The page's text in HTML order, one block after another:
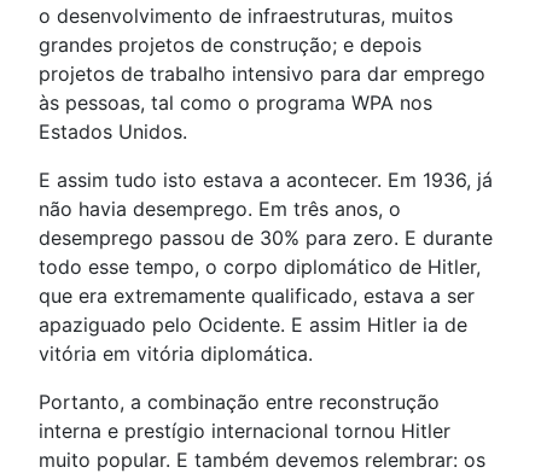
o desenvolvimento de infraestruturas, muitos
grandes projetos de construção; e depois
projetos de trabalho intensivo para dar emprego
às pessoas, tal como o programa WPA nos
Estados Unidos.
E assim tudo isto estava a acontecer. Em 1936, já
não havia desemprego. Em três anos, o
desemprego passou de 30% para zero. E durante
todo esse tempo, o corpo diplomático de Hitler,
que era extremamente qualificado, estava a ser
apaziguado pelo Ocidente. E assim Hitler ia de
vitória em vitória diplomática.
Portanto, a combinação entre reconstrução
interna e prestígio internacional tornou Hitler
muito popular. E também devemos relembrar: os